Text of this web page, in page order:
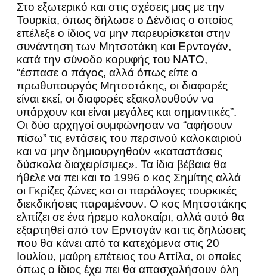
Στο εξωτερικό και στις σχέσεις μας με την
Τουρκία, όπως δήλωσε ο Δένδιας ο οποίος
επέλεξε ο ίδιος να μην παρευρίσκεται στην
συνάντηση των Μητσοτάκη και Ερντογάν,
κατά την σύνοδο κορυφής του ΝΑΤΟ,
“έσπασε ο πάγος, αλλά όπως είπε ο
πρωθυπουργός Μητσοτάκης, οι διαφορές
είναι εκεί, οι διαφορές εξακολουθούν να
υπάρχουν και είναι μεγάλες και σημαντικές”.
Οι δύο αρχηγοί συμφώνησαν να “αφήσουν
πίσω” τις εντάσεις του περσινού καλοκαιριού
και να μην δημιουργηθούν «καταστάσεις
δύσκολα διαχειρίσιμες». Τα ίδια βέβαια θα
ήθελε να πει και το 1996 ο κος Σημίτης αλλά
οι Γκρίζες ζώνες και οι παράλογες τουρκικές
διεκδικήσεις παραμένουν. Ο κος Μητσοτάκης
ελπίζει σε ένα ήρεμο καλοκαίρι, αλλά αυτό θα
εξαρτηθεί από τον Ερντογάν και τις δηλώσεις
που θα κάνει από τα κατεχόμενα στις 20
Ιουλίου, μαύρη επέτειος του Αττίλα, οι οποίες
όπως ο ίδιος έχει πει θα απασχολήσουν όλη